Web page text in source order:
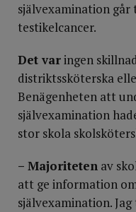
självexamination
testikelcancer.
Det varingen
distriktssköterska
Benägenheten att
självexamination
stor skola
– Majoriteten av
att ge information
självexamination.